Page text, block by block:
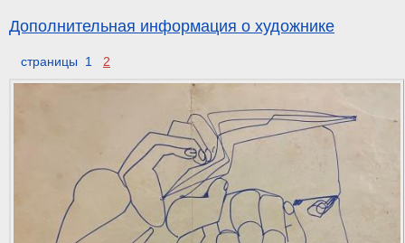
Дополнительная информация о художнике
страницы 1 2